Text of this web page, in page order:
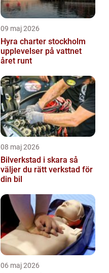
09 maj 2026
Hyra charter stockholm
upplevelser på vattnet
året runt
08 maj 2026
Bilverkstad i skara så
väljer du rätt verkstad för
din bil
06 maj 2026